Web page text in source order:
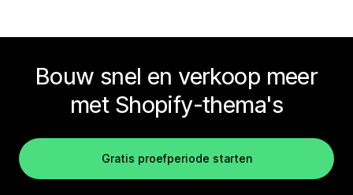
Bouw snel en verkoop meer
met Shopify-thema's
Gratis proefperiode starten